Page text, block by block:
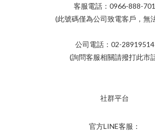
客服電話：0966-888-701
(此號碼僅為公司致電客戶，無
公司電話：02-28919514
(詢問客服相關請撥打此市
社群平台
官方LINE客服：